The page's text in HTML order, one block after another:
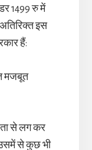
1499 रु में
इस
हैं:
मजबूत
से लग कर
से कुछ भी